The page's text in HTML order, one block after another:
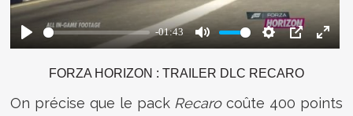
FORZA HORIZON : TRAILER DLC RECARO
On précise que le pack Recarocoûte 400 points